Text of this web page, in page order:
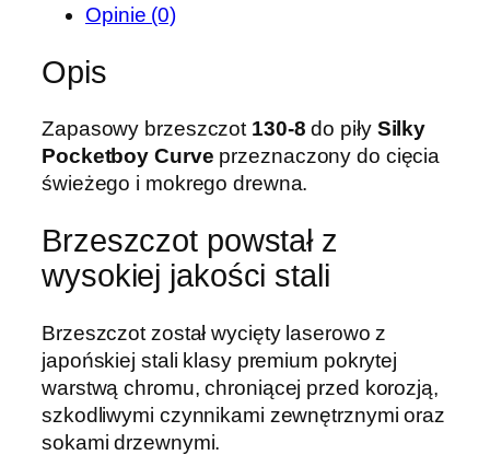
e
z
c
z
d
p
i
ł
y
S
Opinie (0)
Opis
Zapasowy brzeszczot 130-8do piły Silky
Pocketboy Curve przeznaczony do cięcia
świeżego i mokrego drewna.
Brzeszczot powstał z
wysokiej jakości stali
Brzeszczot został wycięty laserowo z
japońskiej stali klasy premium pokrytej
warstwą chromu, chroniącej przed korozją,
szkodliwymi czynnikami zewnętrznymi oraz
sokami drzewnymi.